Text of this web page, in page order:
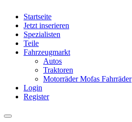
Startseite
Jetzt inserieren
Spezialisten
Teile
Fahrzeugmarkt
Autos
Traktoren
Motorräder Mofas Fahrräder
Login
Register